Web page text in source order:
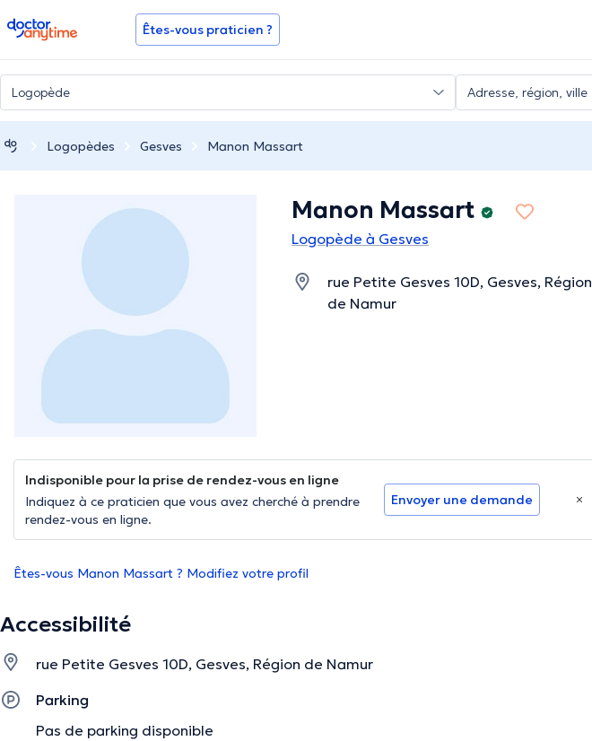
doctoranytime Êtes-vous praticien ?
Logopèdes Gesves Manon Massart
Manon Massart
Logopède à Gesves
rue Petite Gesves 10D, Gesves, Région
de Namur
Indisponible pour la prise de rendez-vous en ligne
Indiquez à ce praticien que vous avez cherché à prendre
rendez-vous en ligne.
Envoyer une demande
Êtes-vous Manon Massart ? Modifiez votre profil
Accessibilité
rue Petite Gesves 10D, Gesves, Région de Namur
Parking
Pas de parking disponible